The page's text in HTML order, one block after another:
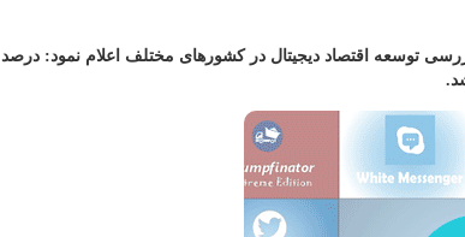
توسعه اقتصاد دیجیتال در كشورهای مختلف اعلام نمود: درصد